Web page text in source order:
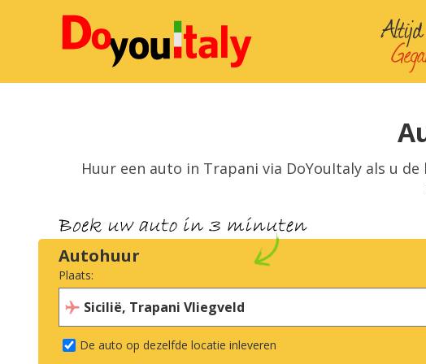
Huur een auto in Trapani via DoYouItaly als u
Autohuur
Plaats:
De auto op dezelfde locatie inleveren